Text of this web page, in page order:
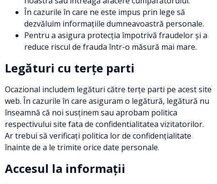
În cazurile în care ne este impus prin lege să
dezvăluim informațiile dumneavoastră personale.
Pentru a asigura protecția împotrivă fraudelor și a
reduce riscul de frauda într-o măsură mai mare.
Legături cu terțe parti
Ocazional includem legături către terțe parti pe acest site
web. În cazurile în care asiguram o legătură, legătură nu
înseamnă că noi susținem sau aprobam politica
respectivului site fata de confidentialitatea vizitatorilor.
Ar trebui să verificați politica lor de confidențialitate
înainte de a le trimite orice date personale.
Accesul la informații